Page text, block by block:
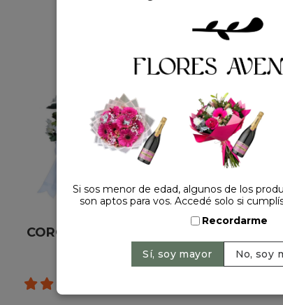
CORONA FUNEBRE CLASICA
Si sos menor de edad, algunos de los
son aptos para vos. Accedé solo si
Recordarme